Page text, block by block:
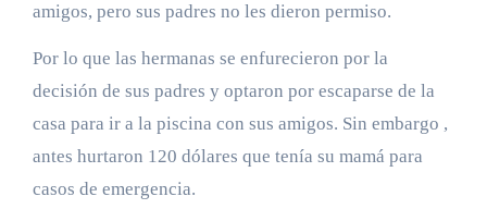
amigos, pero sus padres no les dieron permiso.
Por lo que las hermanas se enfurecieron por la
decisión de sus padres y optaron por escaparse de la
casa para ir a la piscina con sus amigos. Sin embargo ,
antes hurtaron 120 dólares que tenía su mamá para
casos de emergencia.